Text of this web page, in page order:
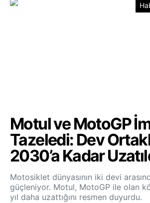
Motul ve MotoGP
Tazeledi: Dev
2030’a Kadar
Motosiklet dünyasının iki devi
güçleniyor. Motul, MotoGP ile olan
yıl daha uzattığını resmen duyurdu.